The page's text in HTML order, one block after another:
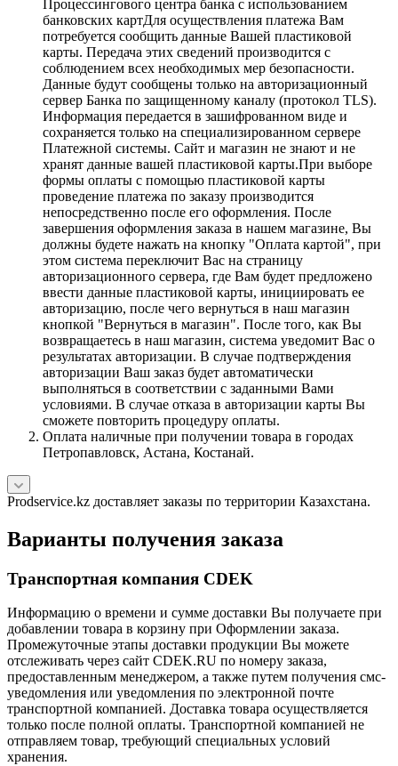
Процессингового центра банка с использованием
банковских картДля осуществления платежа Вам
потребуется сообщить данные Вашей пластиковой
карты. Передача этих сведений производится с
соблюдением всех необходимых мер безопасности.
Данные будут сообщены только на авторизационный
сервер Банка по защищенному каналу (протокол TLS).
Информация передается в зашифрованном виде и
сохраняется только на специализированном сервере
Платежной системы. Сайт и магазин не знают и не
хранят данные вашей пластиковой карты.При выборе
формы оплаты с помощью пластиковой карты
проведение платежа по заказу производится
непосредственно после его оформления. После
завершения оформления заказа в нашем магазине, Вы
должны будете нажать на кнопку "Оплата картой", при
этом система переключит Вас на страницу
авторизационного сервера, где Вам будет предложено
ввести данные пластиковой карты, инициировать ее
авторизацию, после чего вернуться в наш магазин
кнопкой "Вернуться в магазин". После того, как Вы
возвращаетесь в наш магазин, система уведомит Вас о
результатах авторизации. В случае подтверждения
авторизации Ваш заказ будет автоматически
выполняться в соответствии с заданными Вами
условиями. В случае отказа в авторизации карты Вы
сможете повторить процедуру оплаты.
Оплата наличные при получении товара в городах
Петропавловск, Астана, Костанай.
Prodservice.kz доставляет заказы по территории Казахстана.
Варианты получения заказа
Транспортная компания CDEK
Информацию о времени и сумме доставки Вы получаете при
добавлении товара в корзину при Оформлении заказа.
Промежуточные этапы доставки продукции Вы можете
отслеживать через сайт CDEK.RU по номеру заказа,
предоставленным менеджером, а также путем получения смс-
уведомления или уведомления по электронной почте
транспортной компанией. Доставка товара осуществляется
только после полной оплаты. Транспортной компанией не
отправляем товар, требующий специальных условий
хранения.